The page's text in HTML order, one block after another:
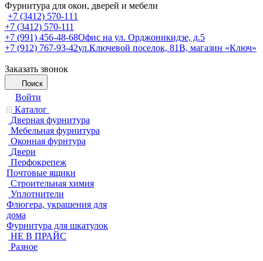
Фурнитура для окон, дверей и мебели
+7 (3412) 570-111
+7 (3412) 570-111
+7 (991) 456-48-68Офис на ул. Орджоникидзе, д.5
+7 (912) 767-93-42ул.Ключевой поселок, 81В, магазин «Ключ»
Заказать звонок
Поиск
Войти
Каталог
Дверная фурнитура
Мебельная фурнитура
Оконная фурнтура
Двери
Перфокрепеж
Почтовые ящики
Строительная химия
Уплотнители
Флюгера, украшения для
дома
Фурнитура для шкатулок
НЕ В ПРАЙС
Разное